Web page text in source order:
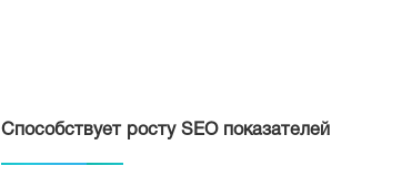
Способствует росту SEO показателей